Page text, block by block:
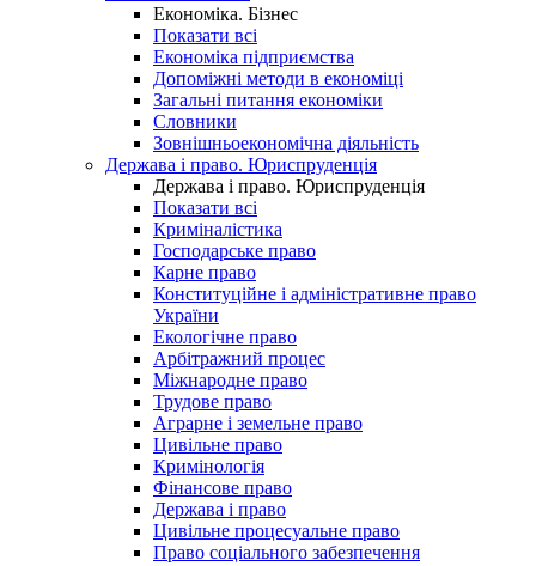
Економіка. Бізнес
Показати всі
Економіка підприємства
Допоміжні методи в економіці
Загальні питання економіки
Словники
Зовнішньоекономічна діяльність
Держава і право. Юриспруденція
Держава і право. Юриспруденція
Показати всі
Криміналістика
Господарське право
Карне право
Конституційне і адміністративне право
України
Екологічне право
Арбітражний процес
Міжнародне право
Трудове право
Аграрне і земельне право
Цивільне право
Кримінологія
Фінансове право
Держава і право
Цивільне процесуальне право
Право соціального забезпечення